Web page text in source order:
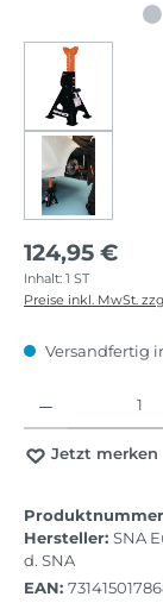
124,95 €
Inhalt: 1 ST
Preise inkl. MwSt.
Versandfertig
Jetzt merken
Hersteller: SNA
d. SNA
EAN: